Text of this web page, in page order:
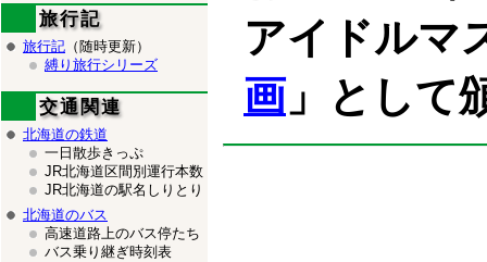
アイドルマ
画 」として
旅行記
旅行記 （随時更新）
縛り旅行シリーズ
交通関連
北海道の鉄道
一日散歩きっぷ
JR北海道区間別運行本数
JR北海道の駅名しりとり
北海道のバス
高速道路上のバス停たち
バス乗り継ぎ時刻表